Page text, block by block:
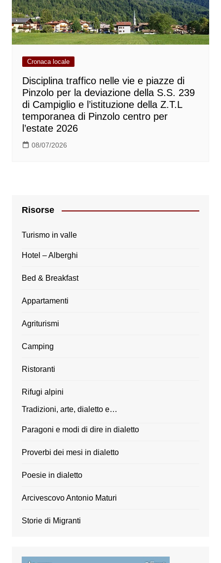
Cronaca locale
Disciplina traffico nelle vie e piazze di
Pinzolo per la deviazione della S.S. 239
di Campiglio e l’istituzione della Z.T.L
temporanea di Pinzolo centro per
l’estate 2026
08/07/2026
Risorse
Turismo in valle
Hotel – Alberghi
Bed & Breakfast
Appartamenti
Agriturismi
Camping
Ristoranti
Rifugi alpini
Tradizioni, arte, dialetto e…
Paragoni e modi di dire in dialetto
Proverbi dei mesi in dialetto
Poesie in dialetto
Arcivescovo Antonio Maturi
Storie di Migranti